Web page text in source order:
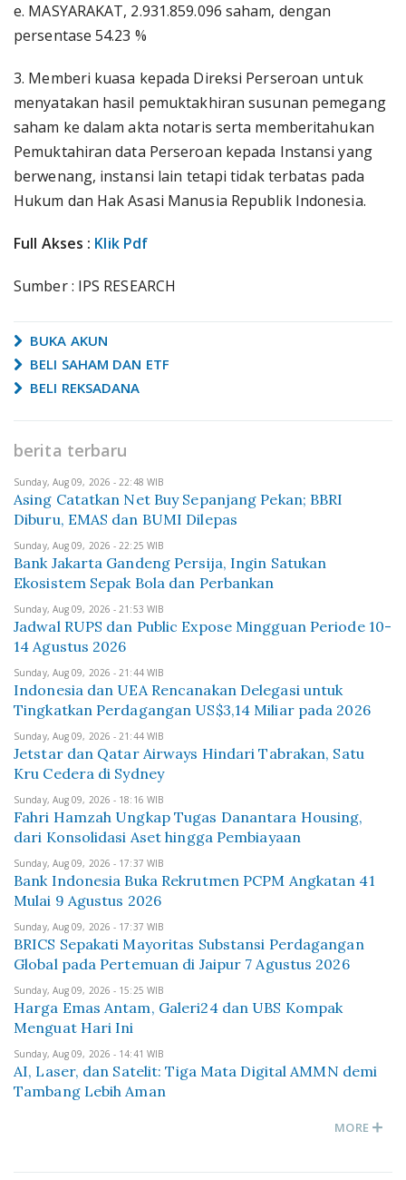
e. MASYARAKAT, 2.931.859.096 saham, dengan
persentase 54.23 %
3. Memberi kuasa kepada Direksi Perseroan untuk
menyatakan hasil pemuktakhiran susunan pemegang
saham ke dalam akta notaris serta memberitahukan
Pemuktahiran data Perseroan kepada Instansi yang
berwenang, instansi lain tetapi tidak terbatas pada
Hukum dan Hak Asasi Manusia Republik Indonesia.
Full Akses : Klik Pdf
Sumber : IPS RESEARCH
BUKA AKUN
BELI SAHAM DAN ETF
BELI REKSADANA
berita terbaru
Sunday, Aug 09, 2026 - 22:48 WIB
Asing Catatkan Net Buy Sepanjang Pekan; BBRI
Diburu, EMAS dan BUMI Dilepas
Sunday, Aug 09, 2026 - 22:25 WIB
Bank Jakarta Gandeng Persija, Ingin Satukan
Ekosistem Sepak Bola dan Perbankan
Sunday, Aug 09, 2026 - 21:53 WIB
Jadwal RUPS dan Public Expose Mingguan Periode 10-
14 Agustus 2026
Sunday, Aug 09, 2026 - 21:44 WIB
Indonesia dan UEA Rencanakan Delegasi untuk
Tingkatkan Perdagangan US$3,14 Miliar pada 2026
Sunday, Aug 09, 2026 - 21:44 WIB
Jetstar dan Qatar Airways Hindari Tabrakan, Satu
Kru Cedera di Sydney
Sunday, Aug 09, 2026 - 18:16 WIB
Fahri Hamzah Ungkap Tugas Danantara Housing,
dari Konsolidasi Aset hingga Pembiayaan
Sunday, Aug 09, 2026 - 17:37 WIB
Bank Indonesia Buka Rekrutmen PCPM Angkatan 41
Mulai 9 Agustus 2026
Sunday, Aug 09, 2026 - 17:37 WIB
BRICS Sepakati Mayoritas Substansi Perdagangan
Global pada Pertemuan di Jaipur 7 Agustus 2026
Sunday, Aug 09, 2026 - 15:25 WIB
Harga Emas Antam, Galeri24 dan UBS Kompak
Menguat Hari Ini
Sunday, Aug 09, 2026 - 14:41 WIB
AI, Laser, dan Satelit: Tiga Mata Digital AMMN demi
Tambang Lebih Aman
MORE